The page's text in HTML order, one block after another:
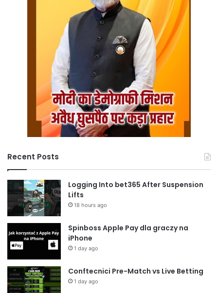
Recent Posts
Logging Into bet365 After Suspension
Lifts
18 hours ago
Spinboss Apple Pay dla graczy na
iPhone
1 day ago
Conftecnici Pre-Match vs Live Betting
1 day ago